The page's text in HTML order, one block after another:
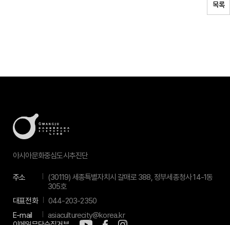
목록
아시아문화중심도시추진단
주소
(30119) 세종특별자치시 갈매로 388, 정부세종청사 14-1동
305호
대표전화
044-203-2350
E-mail
asiaculturecity@korea.kr